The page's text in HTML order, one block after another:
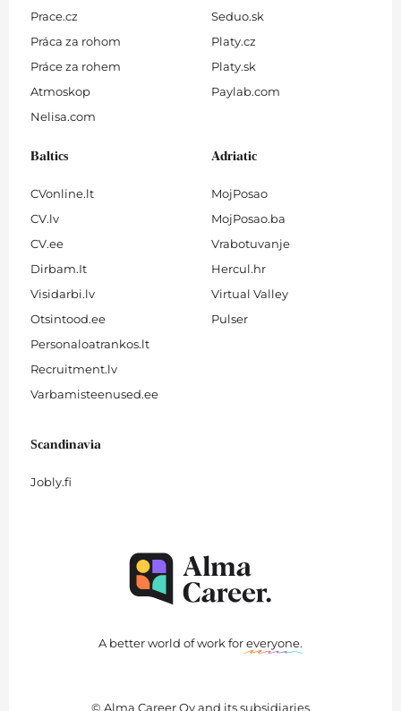
Prace.cz
Práca za rohom
Práce za rohem
Atmoskop
Nelisa.com
Seduo.sk
Platy.cz
Platy.sk
Paylab.com
Baltics
CVonline.lt
CV.lv
CV.ee
Dirbam.It
Visidarbi.lv
Otsintood.ee
Personaloatrankos.lt
Recruitment.lv
Varbamisteenused.ee
Adriatic
MojPosao
MojPosao.ba
Vrabotuvanje
Hercul.hr
Virtual Valley
Pulser
Scandinavia
Jobly.fi
A better world of work foreveryone.
© Alma Career Oy and its subsidiaries